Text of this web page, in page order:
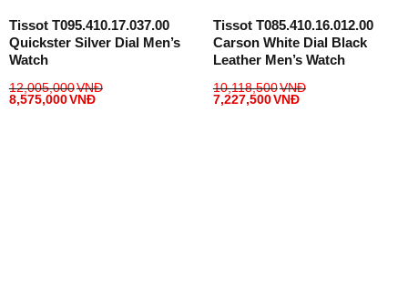
Tissot T095.410.17.037.00
Quickster Silver Dial Men’s
Watch
12,005,000VNĐ
8,575,000VNĐ
Tissot T085.410.16.012.00
Carson White Dial Black
Leather Men’s Watch
10,118,500VNĐ
7,227,500VNĐ